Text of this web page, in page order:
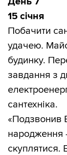
15 січня
Побачити
удачею.
будинку.
завдання з
сантехніка.
«Подзвонив
народження
скуплятися.